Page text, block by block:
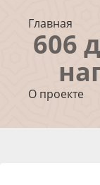
Главная
О проекте
606